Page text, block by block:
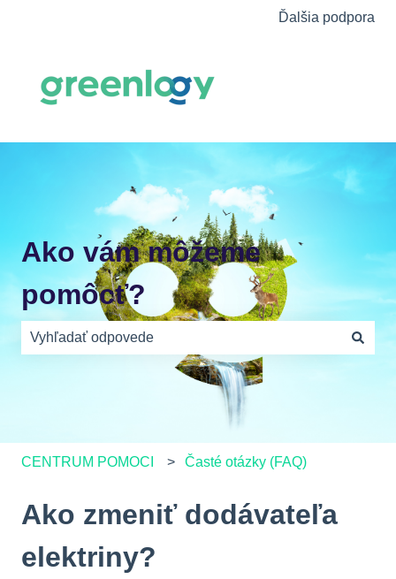
Ďalšia podpora
Ako vám môžeme
pomôcť?
Neexistujú žiadne návrhy, pretože je pole vyhľadávania
CENTRUM POMOCI Časté otázky (FAQ)
Ako zmeniť dodávateľa
elektriny?